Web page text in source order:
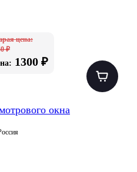
цена:
₽
1300 ₽
окна